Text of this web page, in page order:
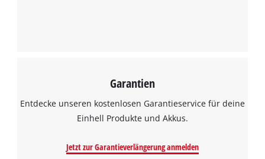
Wir benötigen deine Zustimmung, um
Google Maps laden zu können!
This content is not permitted to load due
visitor. The website owner needs to setup
Garantien
Entdecke unseren kostenlosen Garantieservice für deine
Einhell Produkte und Akkus.
Jetzt zur Garantieverlängerung anmelden